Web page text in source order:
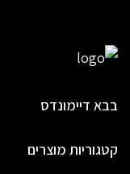
בבא דיימונדס
קטגוריות מוצרים